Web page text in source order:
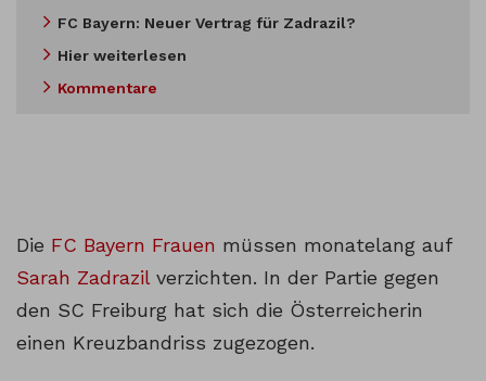
FC Bayern: Neuer Vertrag für Zadrazil?
Hier weiterlesen
Kommentare
Die FC Bayern Frauen müssen monatelang auf
Sarah Zadrazilverzichten. In der Partie gegen
den SC Freiburg hat sich die Österreicherin
einen Kreuzbandriss zugezogen.